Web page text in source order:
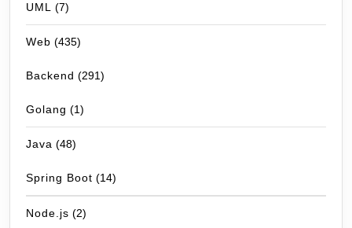
UML (7)
Web (435)
Backend (291)
Golang (1)
Java (48)
Spring Boot (14)
Node.js (2)